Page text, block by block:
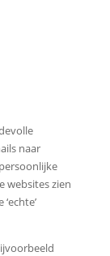
naar
websites zien